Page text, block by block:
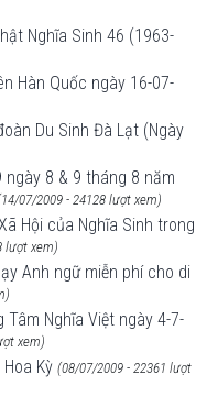
Nghĩa Sinh 46 (1963-
Hàn Quốc ngày 16-07-
Du Sinh Đà Lạt (Ngày
ngày 8 & 9 tháng 8 năm
07/2009 - 24128 lượt xem)
Hội của Nghĩa Sinh trong
lượt xem)
Anh ngữ miễn phí cho di
Tâm Nghĩa Việt ngày 4-7-
xem)
Kỳ (08/07/2009 - 22361 lượt